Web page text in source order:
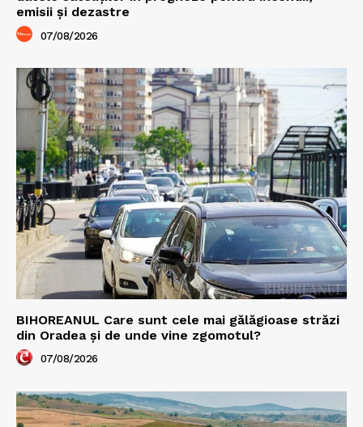
emisii și dezastre
07/08/2026
BIHOREANUL Care sunt cele mai gălăgioase străzi
din Oradea și de unde vine zgomotul?
07/08/2026